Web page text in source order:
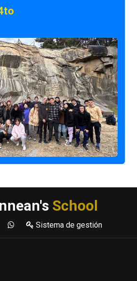
School
Sistema de gestión